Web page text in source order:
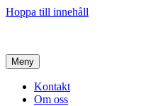
Hoppa till innehåll
Meny
Kontakt
Om oss